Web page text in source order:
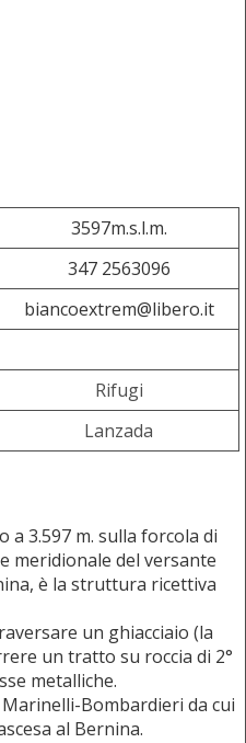
3597m.s.l.m.
347 2563096
biancoextrem@libero.it
Rifugi
Lanzada
a 3.597 m. sulla forcola di
meridionale del versante
è la struttura ricettiva
un ghiacciaio (la
un tratto su roccia di 2°
metalliche.
Bombardieri da cui
al Bernina.